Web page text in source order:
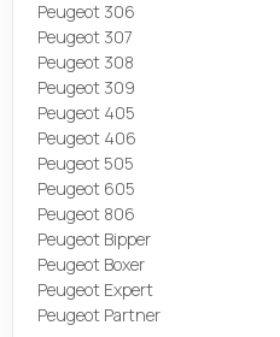
Peugeot 306
Peugeot 307
Peugeot 308
Peugeot 309
Peugeot 405
Peugeot 406
Peugeot 505
Peugeot 605
Peugeot 806
Peugeot Bipper
Peugeot Boxer
Peugeot Expert
Peugeot Partner